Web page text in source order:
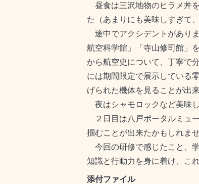
昼食は三沢地物のヒラメ丼
た（あまりにも美味しすぎて
途中でアクシデントがあり
航空科学館」「寺山修司館」
から航空史について、丁寧で
には期間限定で展示している
げられた機体を見ることが出
夜はシャモロックなど美味
２日目は八戸ポータルミュ
掴むことが出来たかもしれませ
今回の研修で感じたこと、
知識と行動力を身に着け、こ
添付ファイル